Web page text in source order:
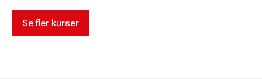
Se fler kurser